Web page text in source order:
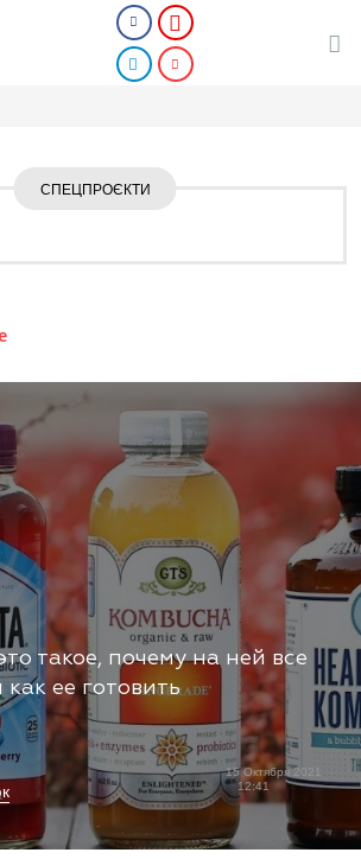
СПЕЦПРОЄКТИ
такое, почему на ней все
ее готовить
15 Октября 2021
12:41